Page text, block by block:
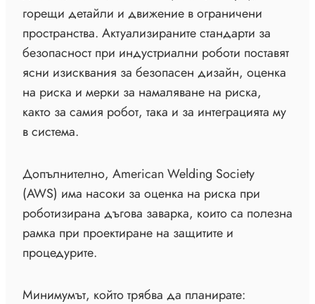
горещи детайли и движение в ограничени
пространства. Актуализираните стандарти за
безопасност при индустриални роботи поставят
ясни изисквания за безопасен дизайн, оценка
на риска и мерки за намаляване на риска,
както за самия робот, така и за интеграцията му
в система.
Допълнително, American Welding Society
(AWS) има насоки за оценка на риска при
роботизирана дъгова заварка, които са полезна
рамка при проектиране на защитите и
процедурите.
Минимумът, който трябва да планирате: